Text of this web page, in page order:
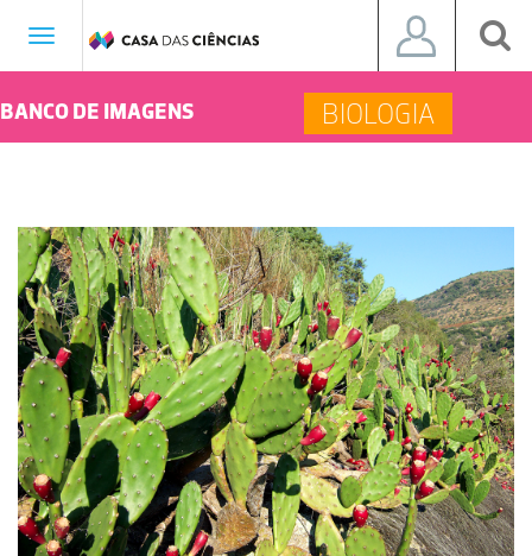
Toggle
BANCO DE IMAGENS BIOLOGIA